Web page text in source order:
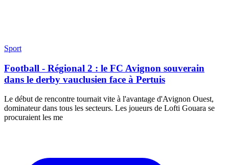
Sport
Football - Régional 2 : le FC Avignon souverain
dans le derby vauclusien face à Pertuis
Le début de rencontre tournait vite à l'avantage d'Avignon Ouest,
dominateur dans tous les secteurs. Les joueurs de Lofti Gouara se
procuraient les me